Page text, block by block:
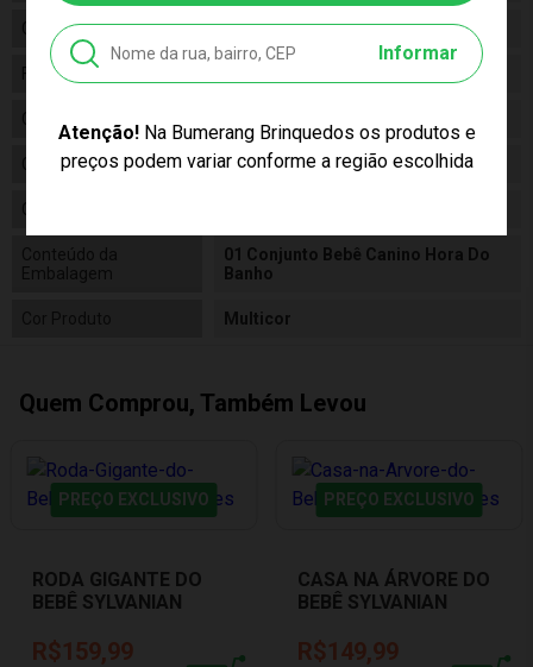
Informar
Atenção!Na Bumerang Brinquedos os produtos e
preços podem variar conforme a região escolhida
Gênero Unissex
Fabricante
Código
Código de Barras 7896965255165
Composição
Conteúdo da
Embalagem
01 Conjunto Bebê Canino Hora Do
Banho
Multicor
Quem Comprou, Também Levou
PREÇO EXCLUSIVO
RODA GIGANTE DO
BEBÊ SYLVANIAN
R$159,99
PREÇO EXCLUSIVO
CASA NA ÁRVORE DO
BEBÊ SYLVANIAN
R$149,99